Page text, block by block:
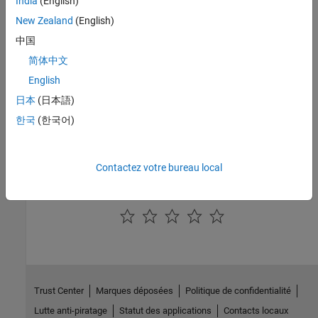
Languages
See Also
ssDisableSystemWithTid
New Zealand (English)
中国
简体中文
English
日本 (日本語)
한국 (한국어)
Contactez votre bureau local
Trust Center Marques déposées
Politique de confidentialité
Lutte anti-piratage
Statut des applications Contacts locaux